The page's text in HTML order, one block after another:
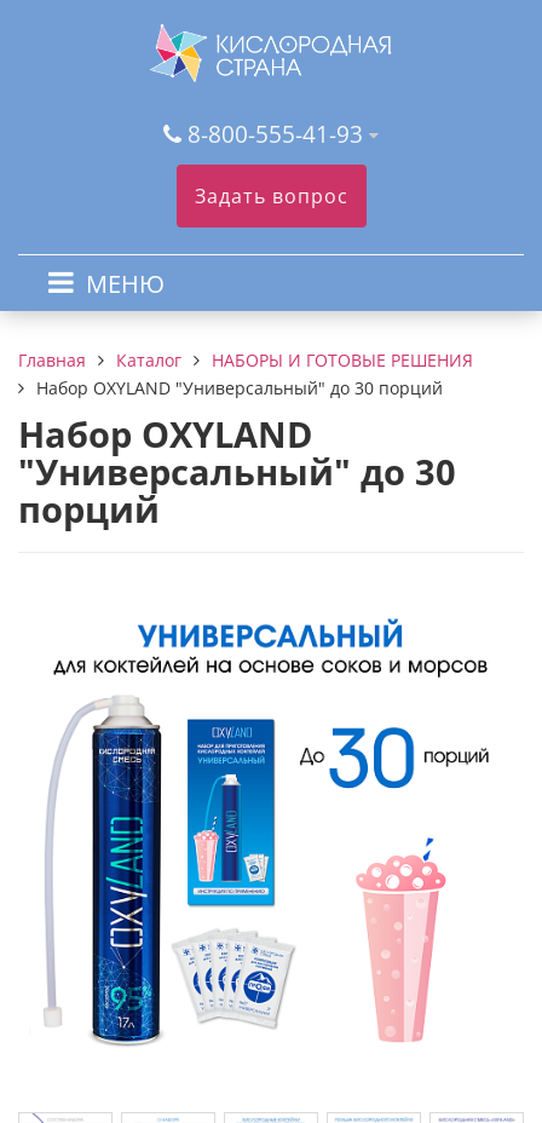
8-800-555-41-93
Задать вопрос
МЕНЮ
Главная Каталог
НАБОРЫ И ГОТОВЫЕ РЕШЕНИЯ
Набор OXYLAND "Универсальный" до 30 порций
Набор OXYLAND
"Универсальный" до 30
порций